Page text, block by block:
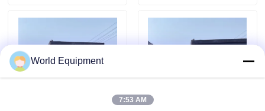
Excavatrice hydraulique de chenille
Mini Crawler Excavator
World Equipment
7:53 AM